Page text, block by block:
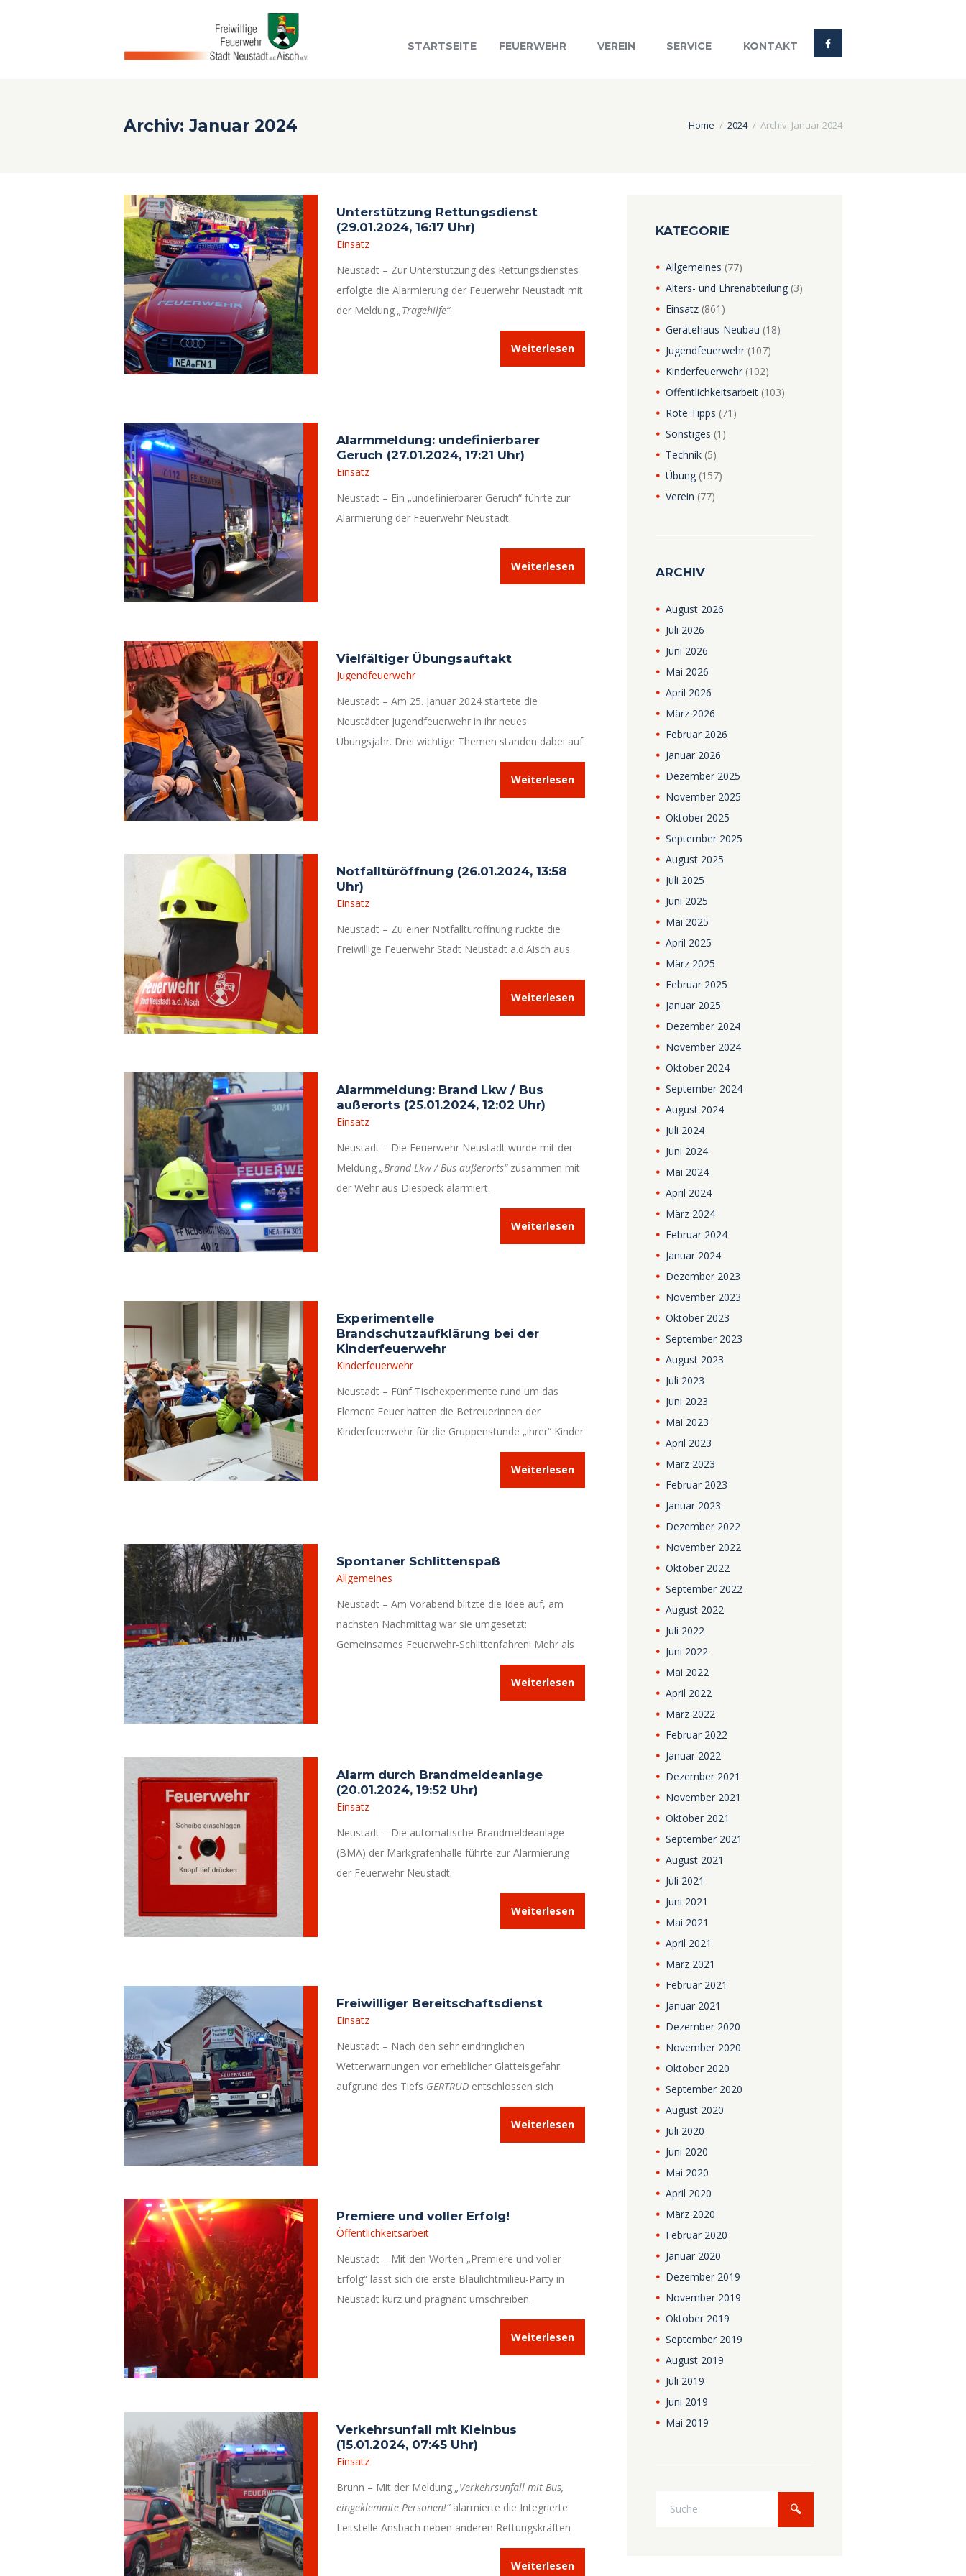
STARTSEITE FEUERWEHR VEREIN SERVICE KONTAKT
Archiv: Januar 2024 Home 2024 Archiv: Januar 2024
Unterstützung Rettungsdienst
(29.01.2024, 16:17 Uhr)
Einsatz
Neustadt – Zur Unterstützung des Rettungsdienstes
erfolgte die Alarmierung der Feuerwehr Neustadt mit
der Meldung„Tragehilfe“.
Weiterlesen
Alarmmeldung: undefinierbarer
Geruch (27.01.2024, 17:21 Uhr)
Einsatz
Neustadt – Ein „undefinierbarer Geruch“ führte zur
Alarmierung der Feuerwehr Neustadt.
Weiterlesen
Vielfältiger Übungsauftakt
Jugendfeuerwehr
Neustadt – Am 25. Januar 2024 startete die
Neustädter Jugendfeuerwehr in ihr neues
Übungsjahr. Drei wichtige Themen standen dabei auf
Weiterlesen
Notfalltüröffnung (26.01.2024, 13:58
Uhr)
Einsatz
Neustadt – Zu einer Notfalltüröffnung rückte die
Freiwillige Feuerwehr Stadt Neustadt a.d.Aisch aus.
Weiterlesen
Alarmmeldung: Brand Lkw / Bus
außerorts (25.01.2024, 12:02 Uhr)
Einsatz
Neustadt – Die Feuerwehr Neustadt wurde mit der
Meldung„Brand Lkw / Bus außerorts“zusammen mit
der Wehr aus Diespeck alarmiert.
Weiterlesen
Experimentelle
Brandschutzaufklärung bei der
Kinderfeuerwehr
Kinderfeuerwehr
Neustadt – Fünf Tischexperimente rund um das
Element Feuer hatten die Betreuerinnen der
Kinderfeuerwehr für die Gruppenstunde „ihrer“ Kinder
Weiterlesen
Spontaner Schlittenspaß
Allgemeines
Neustadt – Am Vorabend blitzte die Idee auf, am
nächsten Nachmittag war sie umgesetzt:
Gemeinsames Feuerwehr-Schlittenfahren! Mehr als
30 Winterfans, darunter Aktive, ihre Partner und viele
Kinder, beteiligten sich an der geselligenWeiterlesen
Alarm durch Brandmeldeanlage
(20.01.2024, 19:52 Uhr)
Einsatz
Neustadt – Die automatische Brandmeldeanlage
(BMA) der Markgrafenhalle führte zur Alarmierung
der Feuerwehr Neustadt.
Weiterlesen
Freiwilliger Bereitschaftsdienst
Einsatz
Neustadt – Nach den sehr eindringlichen
Wetterwarnungen vor erheblicher Glatteisgefahr
aufgrund des Tiefs GERTRUD entschlossen sich
Neustädter Feuerwehrleute freiwillig, während des
Wetterereignisses das Gerätehaus zu besetzen.
Weiterlesen
Premiere und voller Erfolg!
Öffentlichkeitsarbeit
Neustadt – Mit den Worten „Premiere und voller
Erfolg“ lässt sich die erste Blaulichtmilieu-Party in
Neustadt kurz und prägnant umschreiben.
Gemeinsam hatten die Feuerwehr Neustadt, der
Kreisverband des Bayerischen Roten Kreuzes, die
Gewerkschaft der Polizei (Bezirksgruppe
Weiterlesen
Verkehrsunfall mit Kleinbus
(15.01.2024, 07:45 Uhr)
Einsatz
Brunn – Mit der Meldung„Verkehrsunfall mit Bus,
eingeklemmte Personen!“alarmierte die Integrierte
Leitstelle Ansbach neben anderen Rettungskräften
Weiterlesen
KATEGORIE
Allgemeines (77)
Alters- und Ehrenabteilung(3)
Einsatz(861)
Gerätehaus-Neubau (18)
Jugendfeuerwehr(107)
Kinderfeuerwehr(102)
Öffentlichkeitsarbeit(103)
Rote Tipps (71)
Sonstiges (1)
Technik(5)
Übung(157)
Verein (77)
ARCHIV
August 2026
Juli 2026
Juni 2026
Mai 2026
April 2026
März 2026
Februar 2026
Januar 2026
Dezember 2025
November 2025
Oktober 2025
September 2025
August 2025
Juli 2025
Juni 2025
Mai 2025
April 2025
März 2025
Februar 2025
Januar 2025
Dezember 2024
November 2024
Oktober 2024
September 2024
August 2024
Juli 2024
Juni 2024
Mai 2024
April 2024
März 2024
Februar 2024
Januar 2024
Dezember 2023
November 2023
Oktober 2023
September 2023
August 2023
Juli 2023
Juni 2023
Mai 2023
April 2023
März 2023
Februar 2023
Januar 2023
Dezember 2022
November 2022
Oktober 2022
September 2022
August 2022
Juli 2022
Juni 2022
Mai 2022
April 2022
März 2022
Februar 2022
Januar 2022
Dezember 2021
November 2021
Oktober 2021
September 2021
August 2021
Juli 2021
Juni 2021
Mai 2021
April 2021
März 2021
Februar 2021
Januar 2021
Dezember 2020
November 2020
Oktober 2020
September 2020
August 2020
Juli 2020
Juni 2020
Mai 2020
April 2020
März 2020
Februar 2020
Januar 2020
Dezember 2019
November 2019
Oktober 2019
September 2019
August 2019
Juli 2019
Juni 2019
Mai 2019